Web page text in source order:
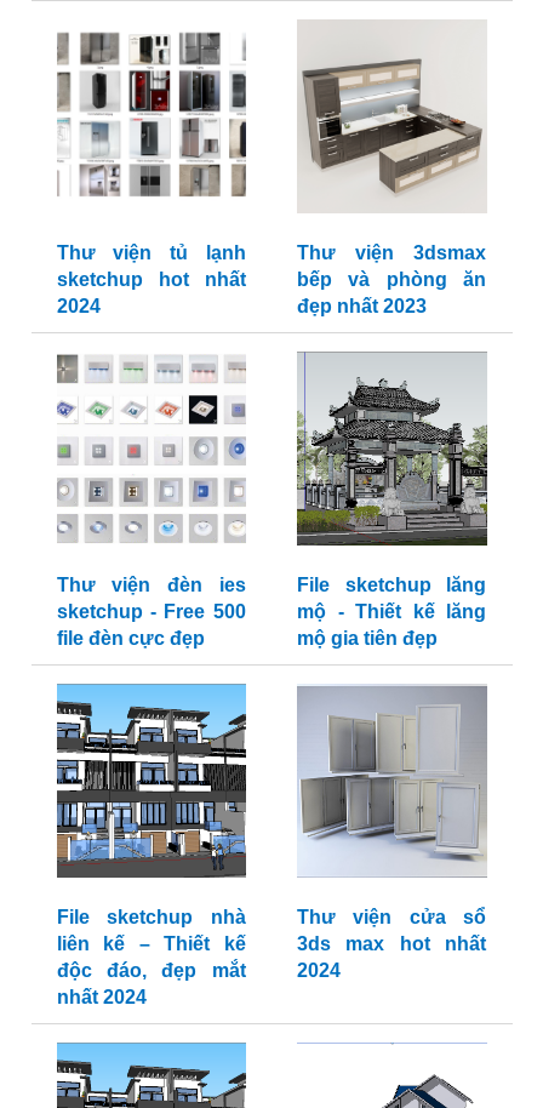
Thư viện tủ lạnh
sketchup hot nhất
2024
Thư viện 3dsmax
bếp và phòng ăn
đẹp nhất 2023
Thư viện đèn ies
sketchup - Free 500
file đèn cực đẹp
File sketchup lăng
mộ - Thiết kế lăng
mộ gia tiên đẹp
File sketchup nhà
liên kế – Thiết kế
độc đáo, đẹp mắt
nhất 2024
Thư viện cửa sổ
3ds max hot nhất
2024